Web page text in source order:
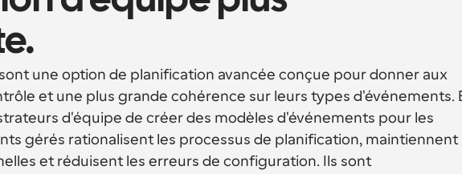
une option de planification avancée conçue pour donner aux
et une plus grande cohérence sur leurs types d'événements.
d'équipe de créer des modèles d'événements pour les
gérés rationalisent les processus de planification, maintiennent
et réduisent les erreurs de configuration. Ils sont